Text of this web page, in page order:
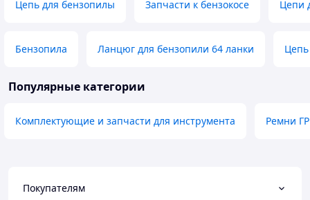
Цепь для бензопилы Запчасти к бензокосе Цепи
Бензопила Ланцюг для бензопили 64 ланки Цепь
Популярные категории
Комплектующие и запчасти для инструмента Ремни
Покупателям